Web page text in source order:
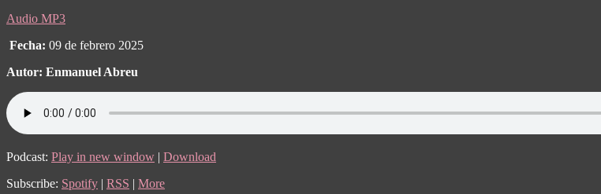
Audio MP3
Fecha: 09 de febrero 2025
Autor: Enmanuel Abreu
Podcast: Play in new window | Download
Subscribe: Spotify | RSS | More